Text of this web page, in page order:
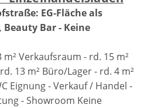
EG-Fläche als
Bar - Keine
Verkaufsraum - rd. 15 m²
13 m² Büro/Lager - rd. 4 m²
Eignung - Verkauf / Handel -
- Showroom Keine